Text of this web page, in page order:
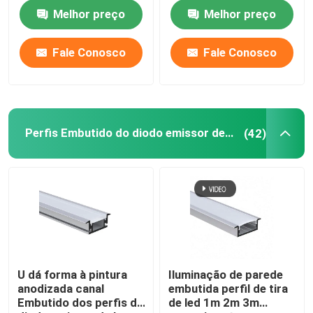
Excursão da fábrica
Contacte-nos
Perfil montado de superfície do diodo emissor de luz
Perfil do diodo emissor de luz da placa de gesso
escritório do vestuário
Melhor preço
Fale Conosco
Melhor preço
Fale Conosco
Perfis Embutido do diodo emissor de luz (42)
U dá forma à pintura
anodizada canal
Embutido dos perfis do
Iluminação de parede
embutida perfil de tira
de led 1m 2m 3m